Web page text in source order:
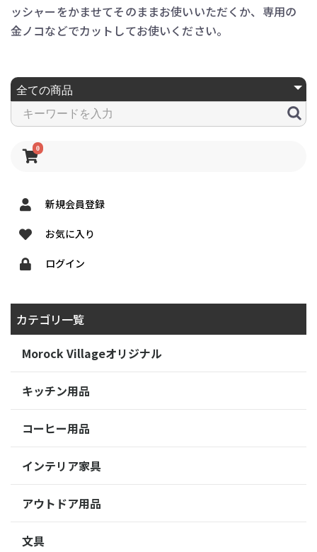
0
新規会員登録
お気に入り
ログイン
カテゴリ一覧
Morock Villageオリジナル
キッチン用品
コーヒー用品
インテリア家具
アウトドア用品
文具
ッシャーをかませてそのままお使いいただくか、専用の
金ノコなどでカットしてお使いください。